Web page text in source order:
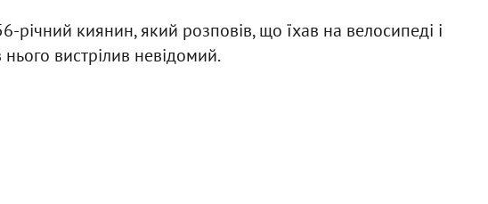
річний киянин, який розповів, що їхав на велосипеді і
вистрілив невідомий.